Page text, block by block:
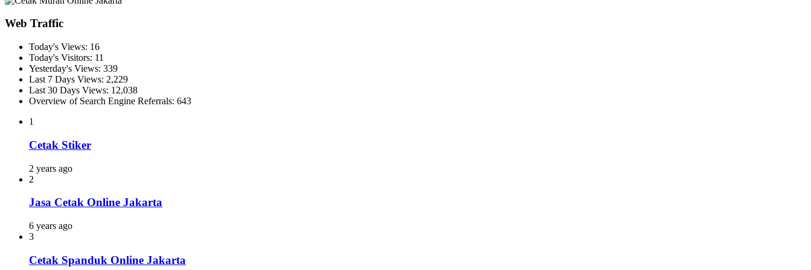
Web Traffic
Today's Views: 16
Today's Visitors: 11
Yesterday's Views: 339
Last 7 Days Views: 2,229
Last 30 Days Views: 12,038
Overview of Search Engine Referrals: 643
1
Cetak Stiker
2 years ago
2
Jasa Cetak Online Jakarta
6 years ago
3
Cetak Spanduk Online Jakarta